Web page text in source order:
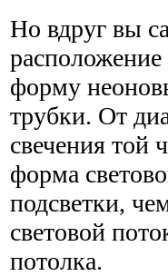
Но вдруг вы
форму
трубки. От
свечения той
форма
подсветки,
световой
потолка.